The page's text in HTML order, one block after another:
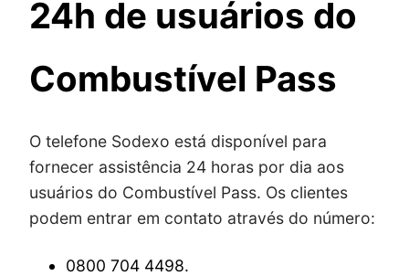
24h de usuários do
Combustível Pass
O telefone Sodexo está disponível para
fornecer assistência 24 horas por dia aos
usuários do Combustível Pass. Os clientes
podem entrar em contato através do número:
0800 704 4498.